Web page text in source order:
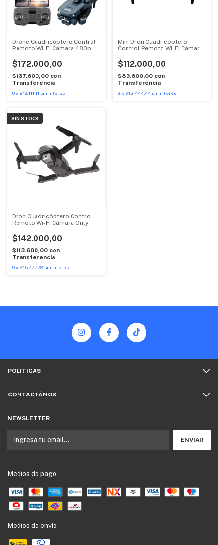
Drone Cuadricóptero Control
Remoto Wi-Fi Cámara 480p
$172.000,00
$137.600,00 con
Transferencia
9x $19.111,11 sin interés
Mini Dron Cuadricóptero
Control Remoto Wi-Fi Cámara
$112.000,00
$89.600,00 con
Transferencia
9 x $12.444,44 sin interés
SIN STOCK
Dron Cuadricóptero Control
Remoto Wi-Fi Cámara Only
$142.000,00
$113.600,00 con
Transferencia
9x $15.777,78 sin interés
POLITICAS
CONTACTÁNOS
NEWSLETTER
Medios de pago
Medios de envío